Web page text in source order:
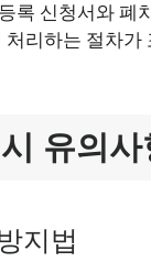
록 신청서와 폐
리하는 절차
유의사
지법